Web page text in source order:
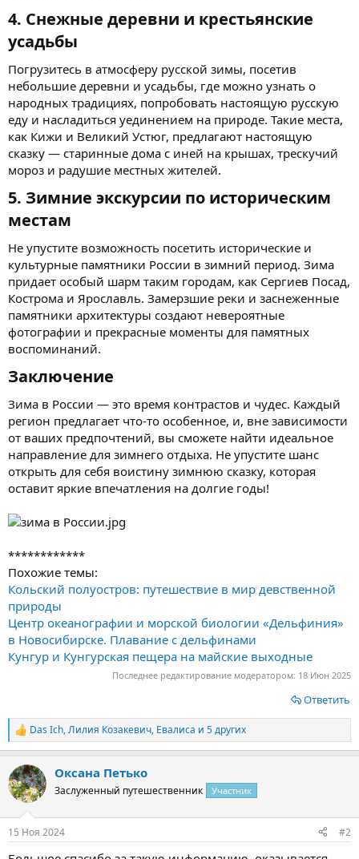
4. Снежные деревни и крестьянские
усадьбы​
Погрузитесь в атмосферу русской зимы, посетив
небольшие деревни и усадьбы, где можно узнать о
народных традициях, попробовать настоящую русскую
еду и насладиться уединением на природе. Такие места,
как Кижи и Великий Устюг, предлагают настоящую
сказку — старинные дома с иней на крышах, трескучий
мороз и радушие местных жителей.
5. Зимние экскурсии по историческим
местам​
Не упустите возможность посетить исторические и
культурные памятники России в зимний период. Зима
придает особый шарм таким городам, как Сергиев Посад,
Кострома и Ярославль. Замерзшие реки и заснеженные
памятники архитектуры создают невероятные
фотографии и прекрасные моменты для памятных
воспоминаний.
Заключение​
Зима в России — это время контрастов и чудес. Каждый
регион предлагает что-то особенное, и, вне зависимости
от ваших предпочтений, вы сможете найти идеальное
направление для зимнего отдыха. Не упустите шанс
открыть для себя воистину зимнюю сказку, которая
оставит яркие впечатления на долгие годы!
************
Похожие темы:
Кольский полуостров: путешествие в мир девственной
природы
Центр океанографии и морской биологии «Дельфиния»
в Новосибирске. Плавание с дельфинами
Кунгур и Кунгурская пещера на майские выходные
Последнее редактирование модератором: 18 Июн 2025
Ответить
Р
е
к
ц
и
Das Ich,Лилия Козакевич, Евалиса и 5 других
Оксана Петько
Заслуженный путешественник Участник
15 Ноя 2024 #2